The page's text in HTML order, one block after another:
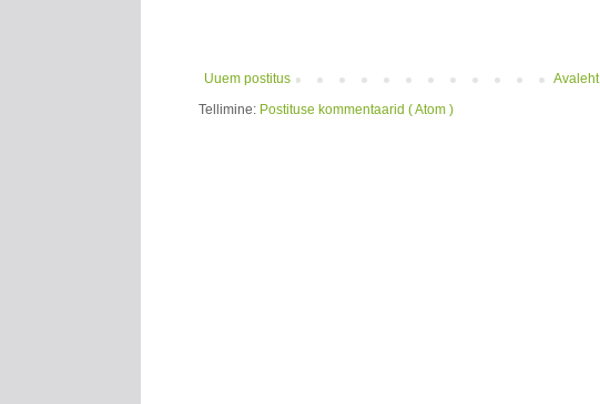
Uuem postitus
Avaleht
Tellimine: Postituse kommentaarid ( Atom )